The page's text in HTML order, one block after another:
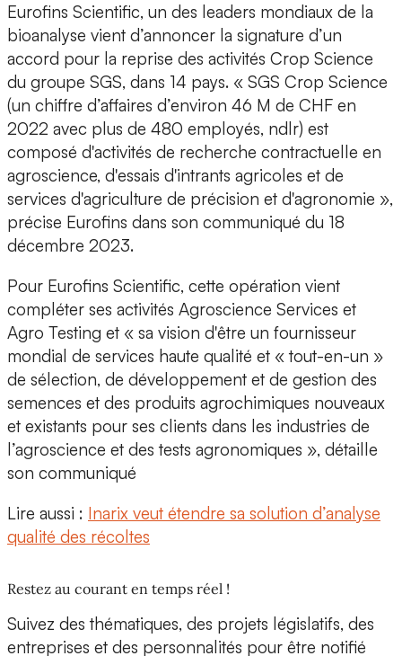
Eurofins Scientific, un des leaders mondiaux de la
bioanalyse vient d’annoncer la signature d’un
accord pour la reprise des activités Crop Science
du groupe SGS, dans 14 pays. « SGS Crop Science
(un chiffre d’affaires d’environ 46 M de CHF en
2022 avec plus de 480 employés, ndlr) est
composé d'activités de recherche contractuelle en
agroscience, d'essais d'intrants agricoles et de
services d'agriculture de précision et d'agronomie »,
précise Eurofins dans son communiqué du 18
décembre 2023.
Pour Eurofins Scientific, cette opération vient
compléter ses activités Agroscience Services et
Agro Testing et « sa vision d'être un fournisseur
mondial de services haute qualité et « tout-en-un »
de sélection, de développement et de gestion des
semences et des produits agrochimiques nouveaux
et existants pour ses clients dans les industries de
l’agroscience et des tests agronomiques », détaille
son communiqué
Lire aussi : Inarix veut étendre sa solution d’analyse
qualité des récoltes
Restez au courant en temps réel !
Suivez des thématiques, des projets législatifs, des
entreprises et des personnalités pour être notifié